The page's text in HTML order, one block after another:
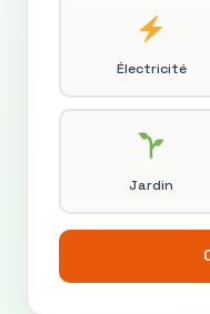
Électricité
Jardin